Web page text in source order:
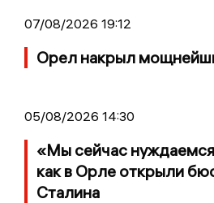
07/08/2026 19:12
Орел накрыл
05/08/2026 14:30
«Мы сейчас
как в Орле открыли
Сталина